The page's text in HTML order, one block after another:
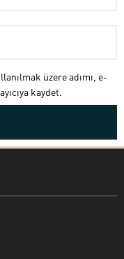
üzere adımı, e-
kaydet.